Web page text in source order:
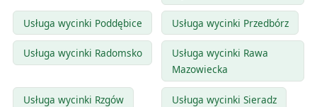
Usługa wycinki Poddębice Usługa wycinki Przedbórz
Usługa wycinki Radomsko
Usługa wycinki Rawa
Mazowiecka
Usługa wycinki Rzgów Usługa wycinki Sieradz